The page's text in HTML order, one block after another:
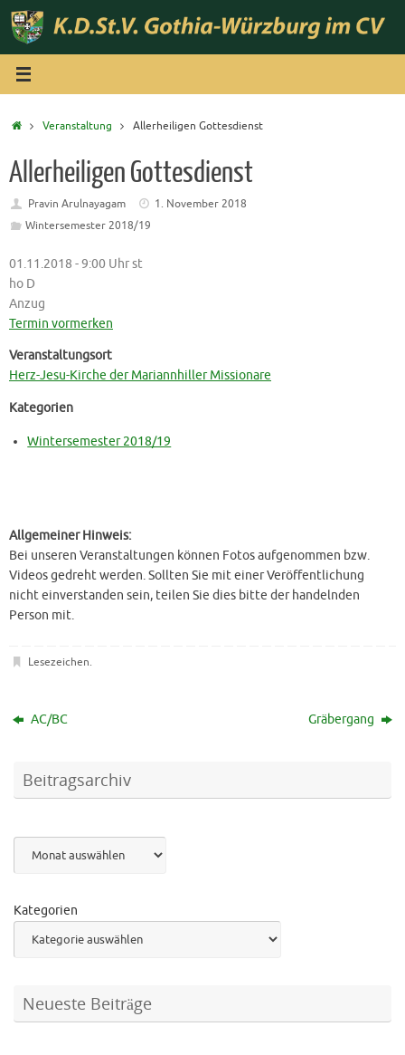
Zum
Inhalt
springen
StartVeranstaltung Allerheiligen Gottesdienst
Allerheiligen Gottesdienst
Pravin Arulnayagam
1. November 2018
Wintersemester 2018/19
01.11.2018 - 9:00 Uhr st
ho D
Anzug
Termin vormerken
Veranstaltungsort
Herz-Jesu-Kirche der Mariannhiller Missionare
Kategorien
Wintersemester 2018/19
Allgemeiner Hinweis:
Bei unseren Veranstaltungen können Fotos aufgenommen bzw.
Videos gedreht werden. Sollten Sie mit einer Veröffentlichung
nicht einverstanden sein, teilen Sie dies bitte der handelnden
Person mit.
Lesezeichen.
AC/BC Gräbergang
Beitragsarchiv
Kategorien
Neueste Beiträge